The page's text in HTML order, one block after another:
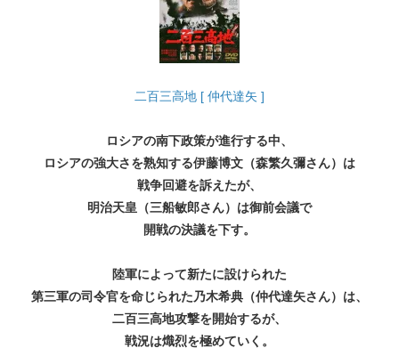
二百三高地 [ 仲代達矢 ]
ロシアの南下政策が進行する中、
ロシアの強大さを熟知する伊藤博文（森繁久彌さん）は
戦争回避を訴えたが、
明治天皇（三船敏郎さん）は御前会議で
開戦の決議を下す。
陸軍によって新たに設けられた
第三軍の司令官を命じられた乃木希典（仲代達矢さん）は、
二百三高地攻撃を開始するが、
戦況は熾烈を極めていく。